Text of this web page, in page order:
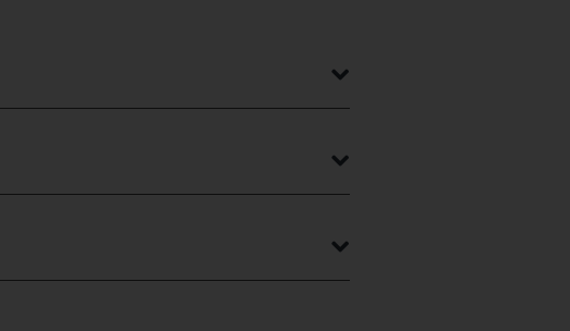
y volarás sino que también tendrás